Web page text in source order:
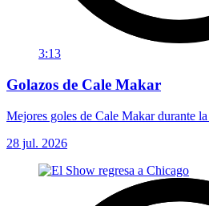
3:13
Golazos de Cale Makar
Mejores goles de Cale Makar durante
28 jul. 2026